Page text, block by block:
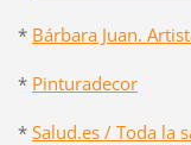
* Bárbara Juan.
* Pinturadecor
* Salud.es / Toda la